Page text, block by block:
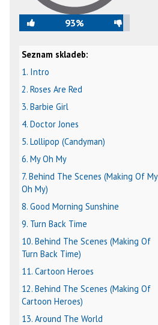
93%
Seznam skladeb:
1. Intro
2. Roses Are Red
3. Barbie Girl
4. Doctor Jones
5. Lollipop (Candyman)
6. My Oh My
7. Behind The Scenes (Making Of My
Oh My)
8. Good Morning Sunshine
9. Turn Back Time
10. Behind The Scenes (Making Of
Turn Back Time)
11. Cartoon Heroes
12. Behind The Scenes (Making Of
Cartoon Heroes)
13. Around The World